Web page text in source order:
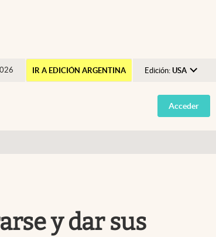
IR A EDICIÓN ARGENTINA Edición: USA
Argentina
España
Acceder
y dar sus